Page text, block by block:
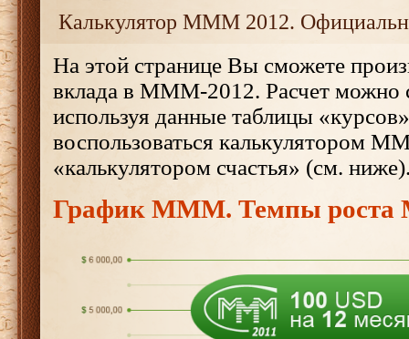
Калькулятор МММ 2012.
На этой странице Вы сможете
вклада в МММ-2012. Расчет можно
используя данные таблицы
воспользоваться калькулятором
«калькулятором счастья» (см.
График МММ. Темпы роста